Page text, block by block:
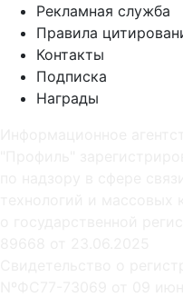
Рекламная служба
Правила
Контакты
Подписка
Награды